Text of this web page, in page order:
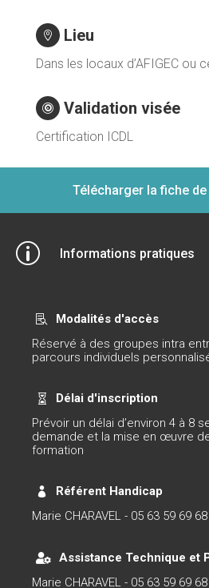
 Lieu
Dans les locaux d’AFIGEC ou
 Validation visée
Certification ICDL
Télécharger la fiche
p Informations pratiques

Modalités d'accès
Réservé à des groupes intra
parcours individuels

Délai d'inscription
Prévoir un délai d’environ 4 à 8
demande et la mise en œuvre
formation

Référent Handicap
Marie CHARAVEL - 05 63 59 69 68

Assistance Technique et
Marie CHARAVEL - 05 63 59 69 68